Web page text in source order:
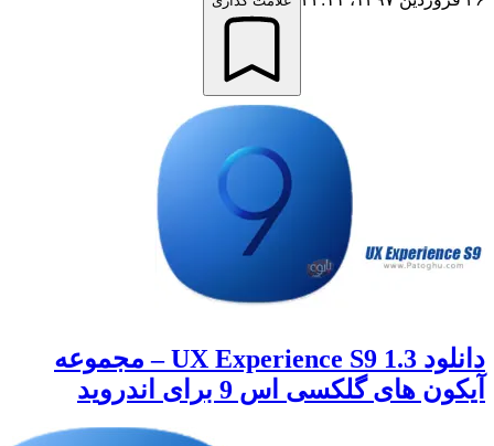
دانلود 1.3 UX Experience S9 – مجموعه
گلکسی اس 9 برای اندروید